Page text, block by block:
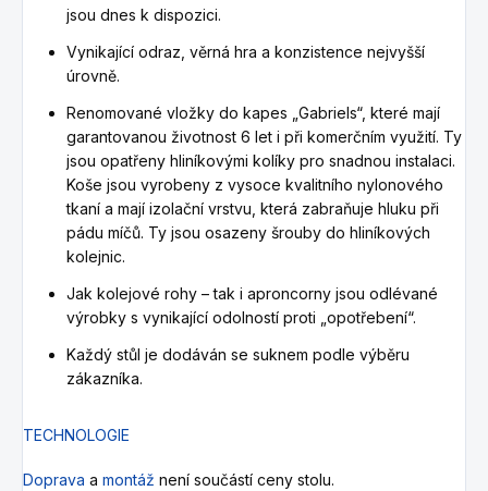
jsou dnes k dispozici.
Vynikající odraz, věrná hra a konzistence nejvyšší
úrovně.
Renomované vložky do kapes „Gabriels“, které mají
garantovanou životnost 6 let i při komerčním využití. Ty
jsou opatřeny hliníkovými kolíky pro snadnou instalaci.
Koše jsou vyrobeny z vysoce kvalitního nylonového
tkaní a mají izolační vrstvu, která zabraňuje hluku při
pádu míčů. Ty jsou osazeny šrouby do hliníkových
kolejnic.
Jak kolejové rohy – tak i aproncorny jsou odlévané
výrobky s vynikající odolností proti „opotřebení“.
Každý stůl je dodáván se suknem podle výběru
zákazníka.
TECHNOLOGIE
Doprava a montáž není součástí ceny stolu.